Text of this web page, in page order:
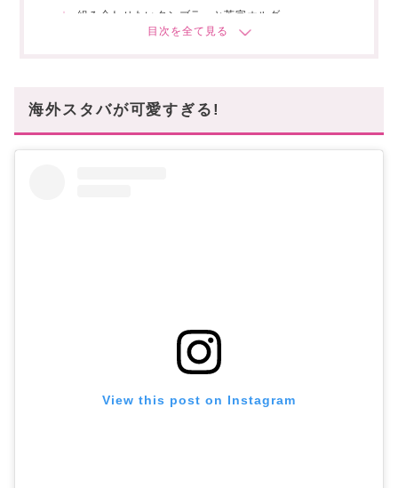
組み合わせたいタンブラーと英字ホルダー
斜め掛けして持ち歩きたいホルダー付きタンブラー
海外スタバが可愛すぎる!
View this post on Instagram